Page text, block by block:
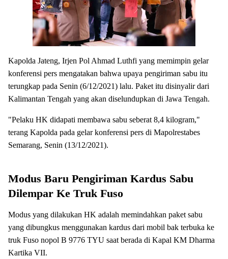
Kapolda Jateng, Irjen Pol Ahmad Luthfi yang memimpin gelar
konferensi pers mengatakan bahwa upaya pengiriman sabu itu
terungkap pada Senin (6/12/2021) lalu. Paket itu disinyalir dari
Kalimantan Tengah yang akan diselundupkan di Jawa Tengah.
"Pelaku HK didapati membawa sabu seberat 8,4 kilogram,"
terang Kapolda pada gelar konferensi pers di Mapolrestabes
Semarang, Senin (13/12/2021).
Modus Baru Pengiriman Kardus Sabu
Dilempar Ke Truk Fuso
Modus yang dilakukan HK adalah memindahkan paket sabu
yang dibungkus menggunakan kardus dari mobil bak terbuka ke
truk Fuso nopol B 9776 TYU saat berada di Kapal KM Dharma
Kartika VII.